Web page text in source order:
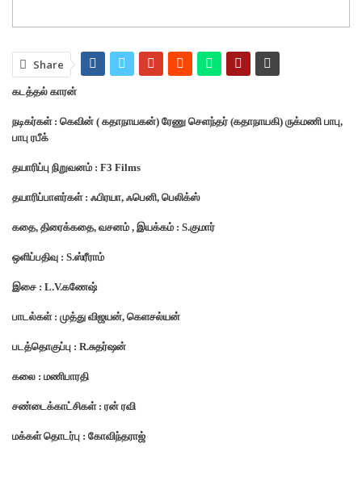
Share
கடத்தல் காரன்
நடிகர்கள் : கெவின் ( கதாநாயகன்) ரேணு செளந்தர் (கதாநாயகி) ருக்மணி பாபு,
பாபு ரபீக்
தயாரிப்பு நிறுவனம் : F3 Films
தயாரிப்பாளர்கள் : ஃபிரயா, ஃபெனி, பெலிக்ஸ்
கதை, திரைக்கதை, வசனம் , இயக்கம் : S.குமார்
ஒளிப்பதிவு : S.ஸ்ரீராம்
இசை : L.V.கணேஷ்
பாடல்கள் : முத்து விஜயன், கெளசல்யன்
படத்தொகுப்பு : R.சுதர்ஷன்
கலை : மணிபாரதி
சண்டைக்காட்சிகள் : ரன் ரவி
மக்கள் தொடர்பு : கோவிந்தராஜ்